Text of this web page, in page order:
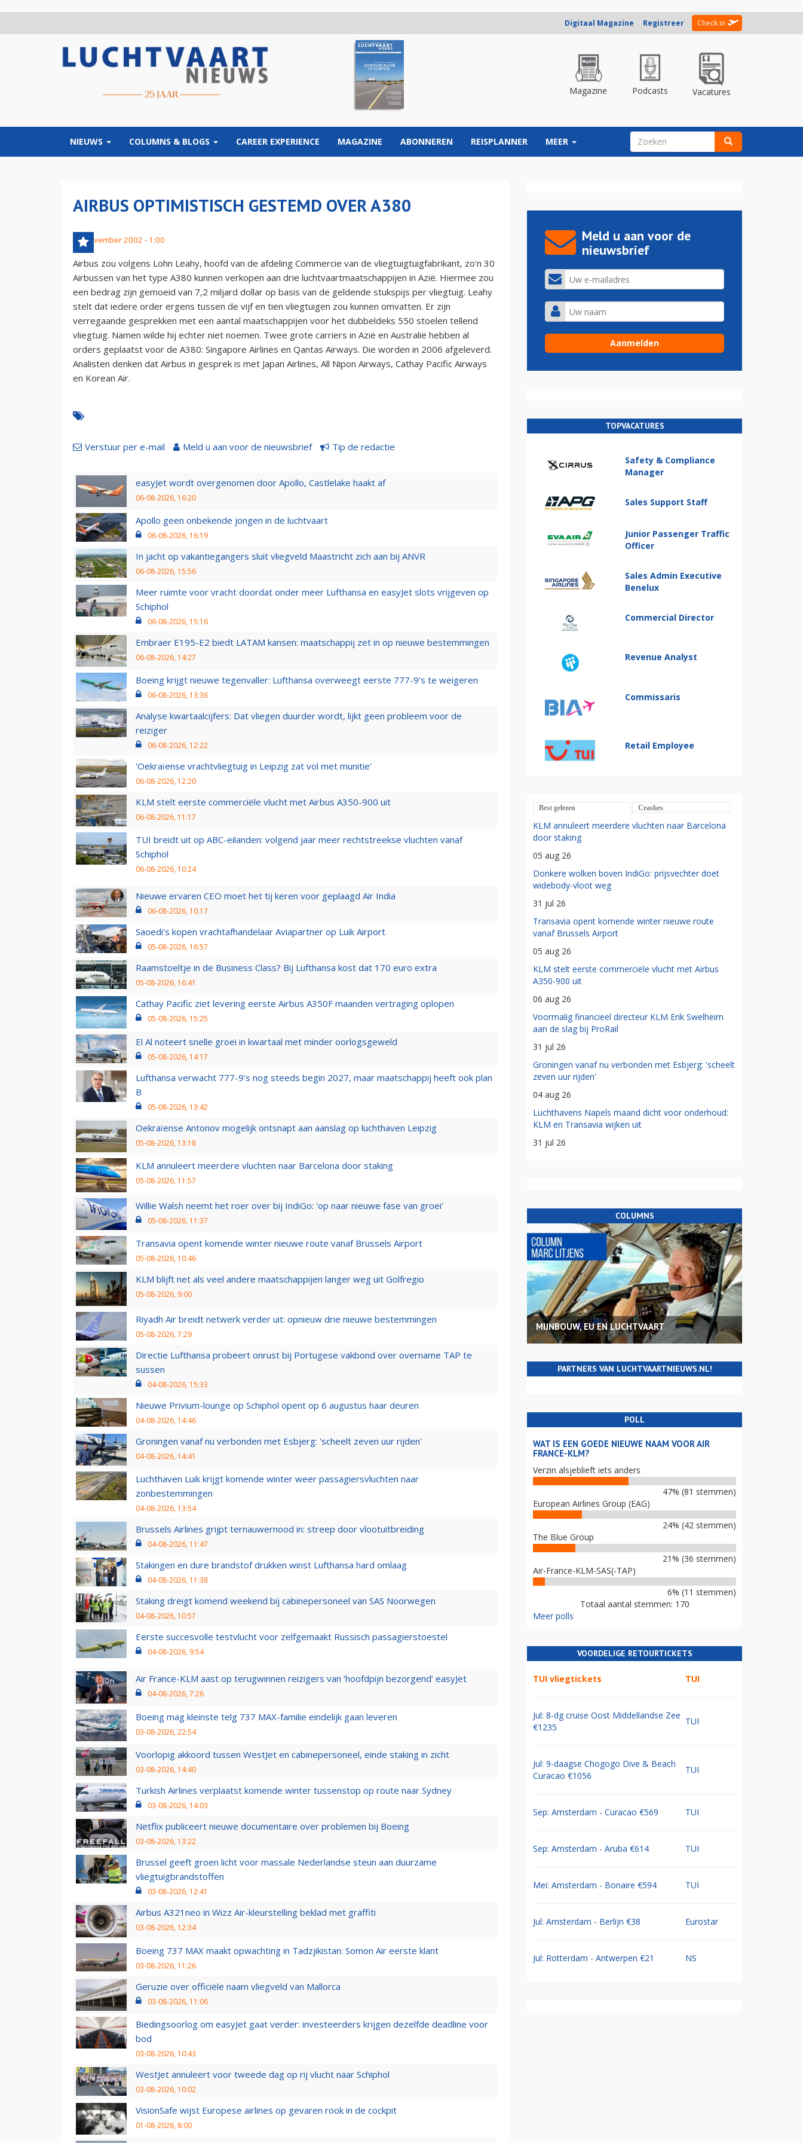
Digitaal Magazine Registreer Check in
Magazine Podcasts Vacatures
NIEUWS COLUMNS & BLOGS CAREER EXPERIENCE MAGAZINE ABONNEREN REISPLANNER MEER ZOEKVELD
AIRBUS OPTIMISTISCH GESTEMD OVER A380
22 november 2002 - 1:00
Airbus zou volgens Lohn Leahy, hoofd van de afdeling Commercie van de vliegtuigtuigfabrikant, zo'n 30
Airbussen van het type A380 kunnen verkopen aan drie luchtvaartmaatschappijen in Azië. Hiermee zou
een bedrag zijn gemoeid van 7,2 miljard dollar op basis van de geldende stukspijs per vliegtuig. Leahy
stelt dat iedere order ergens tussen de vijf en tien vliegtuigen zou kunnen omvatten. Er zijn
verregaande gesprekken met een aantal maatschappijen voor het dubbeldeks 550 stoelen tellend
vliegtuig. Namen wilde hij echter niet noemen. Twee grote carriers in Azië en Australië hebben al
orders geplaatst voor de A380: Singapore Airlines en Qantas Airways. Die worden in 2006 afgeleverd.
Analisten denken dat Airbus in gesprek is met Japan Airlines, All Nipon Airways, Cathay Pacific Airways
en Korean Air.
Verstuur per e-mail Meld u aan voor de nieuwsbrief Tip de redactie
easyJet wordt overgenomen door Apollo, Castlelake haakt af
06-08-2026, 16:20
Apollo geen onbekende jongen in de luchtvaart
06-08-2026, 16:19
In jacht op vakantiegangers sluit vliegveld Maastricht zich aan bij ANVR
06-08-2026, 15:56
Meer ruimte voor vracht doordat onder meer Lufthansa en easyJet slots vrijgeven op
Schiphol
06-08-2026, 15:16
Embraer E195-E2 biedt LATAM kansen: maatschappij zet in op nieuwe bestemmingen
06-08-2026, 14:27
Boeing krijgt nieuwe tegenvaller: Lufthansa overweegt eerste 777-9’s te weigeren
06-08-2026, 13:36
Analyse kwartaalcijfers: Dat vliegen duurder wordt, lijkt geen probleem voor de
reiziger
06-08-2026, 12:22
'Oekraïense vrachtvliegtuig in Leipzig zat vol met munitie'
06-08-2026, 12:20
KLM stelt eerste commerciële vlucht met Airbus A350-900 uit
06-08-2026, 11:17
TUI breidt uit op ABC-eilanden: volgend jaar meer rechtstreekse vluchten vanaf
Schiphol
06-08-2026, 10:24
Nieuwe ervaren CEO moet het tij keren voor geplaagd Air India
06-08-2026, 10:17
Saoedi’s kopen vrachtafhandelaar Aviapartner op Luik Airport
05-08-2026, 16:57
Raamstoeltje in de Business Class? Bij Lufthansa kost dat 170 euro extra
05-08-2026, 16:41
Cathay Pacific ziet levering eerste Airbus A350F maanden vertraging oplopen
05-08-2026, 15:25
El Al noteert snelle groei in kwartaal met minder oorlogsgeweld
05-08-2026, 14:17
Lufthansa verwacht 777-9’s nog steeds begin 2027, maar maatschappij heeft ook plan
B
05-08-2026, 13:42
Oekraïense Antonov mogelijk ontsnapt aan aanslag op luchthaven Leipzig
05-08-2026, 13:18
KLM annuleert meerdere vluchten naar Barcelona door staking
05-08-2026, 11:57
Willie Walsh neemt het roer over bij IndiGo: 'op naar nieuwe fase van groei'
05-08-2026, 11:37
Transavia opent komende winter nieuwe route vanaf Brussels Airport
05-08-2026, 10:46
KLM blijft net als veel andere maatschappijen langer weg uit Golfregio
05-08-2026, 9:00
Riyadh Air breidt netwerk verder uit: opnieuw drie nieuwe bestemmingen
05-08-2026, 7:29
Directie Lufthansa probeert onrust bij Portugese vakbond over overname TAP te
sussen
04-08-2026, 15:33
Nieuwe Privium-lounge op Schiphol opent op 6 augustus haar deuren
04-08-2026, 14:46
Groningen vanaf nu verbonden met Esbjerg: 'scheelt zeven uur rijden'
04-08-2026, 14:41
Luchthaven Luik krijgt komende winter weer passagiersvluchten naar
zonbestemmingen
04-08-2026, 13:54
Brussels Airlines grijpt ternauwernood in: streep door vlootuitbreiding
04-08-2026, 11:47
Stakingen en dure brandstof drukken winst Lufthansa hard omlaag
04-08-2026, 11:38
Staking dreigt komend weekend bij cabinepersoneel van SAS Noorwegen
04-08-2026, 10:57
Eerste succesvolle testvlucht voor zelfgemaakt Russisch passagierstoestel
04-08-2026, 9:54
Air France-KLM aast op terugwinnen reizigers van ‘hoofdpijn bezorgend’ easyJet
04-08-2026, 7:26
Boeing mag kleinste telg 737 MAX-familie eindelijk gaan leveren
03-08-2026, 22:54
Voorlopig akkoord tussen WestJet en cabinepersoneel, einde staking in zicht
03-08-2026, 14:40
Turkish Airlines verplaatst komende winter tussenstop op route naar Sydney
03-08-2026, 14:03
Netflix publiceert nieuwe documentaire over problemen bij Boeing
03-08-2026, 13:22
Brussel geeft groen licht voor massale Nederlandse steun aan duurzame
vliegtuigbrandstoffen
03-08-2026, 12:41
Airbus A321neo in Wizz Air-kleurstelling beklad met graffiti
03-08-2026, 12:34
Boeing 737 MAX maakt opwachting in Tadzjikistan: Somon Air eerste klant
03-08-2026, 11:26
Geruzie over officiële naam vliegveld van Mallorca
03-08-2026, 11:06
Biedingsoorlog om easyJet gaat verder: investeerders krijgen dezelfde deadline voor
bod
03-08-2026, 10:43
WestJet annuleert voor tweede dag op rij vlucht naar Schiphol
03-08-2026, 10:02
VisionSafe wijst Europese airlines op gevaren rook in de cockpit
01-08-2026, 8:00
Meld u aan voor de
nieuwsbrief
TOPVACATURES
Safety & Compliance
Manager
Sales Support Staff
Junior Passenger Traffic
Officer
Sales Admin Executive
Benelux
Commercial Director
Revenue Analyst
Commissaris
Retail Employee
Best gelezen Crashes
KLM annuleert meerdere vluchten naar Barcelona
door staking
05 aug 26
Donkere wolken boven IndiGo: prijsvechter doet
widebody-vloot weg
31 jul 26
Transavia opent komende winter nieuwe route
vanaf Brussels Airport
05 aug 26
KLM stelt eerste commerciële vlucht met Airbus
A350-900 uit
06 aug 26
Voormalig financieel directeur KLM Erik Swelheim
aan de slag bij ProRail
31 jul 26
Groningen vanaf nu verbonden met Esbjerg: 'scheelt
zeven uur rijden'
04 aug 26
Luchthavens Napels maand dicht voor onderhoud:
KLM en Transavia wijken uit
31 jul 26
COLUMNS
MIJNBOUW, EU EN LUCHTVAART
PARTNERS VAN LUCHTVAARTNIEUWS.NL!
POLL
WAT IS EEN GOEDE NIEUWE NAAM VOOR AIR
FRANCE-KLM?
Verzin alsjeblieft iets anders
47% (81 stemmen)
European Airlines Group (EAG)
24% (42 stemmen)
The Blue Group
21% (36 stemmen)
Air-France-KLM-SAS(-TAP)
6% (11 stemmen)
Totaal aantal stemmen: 170
Meer polls
VOORDELIGE RETOURTICKETS
TUI vliegtickets TUI
Jul: 8-dg cruise Oost Middellandse Zee
€1235
TUI
Jul: 9-daagse Chogogo Dive & Beach
Curacao €1056
TUI
Sep: Amsterdam - Curacao €569 TUI
Sep: Amsterdam - Aruba €614 TUI
Mei: Amsterdam - Bonaire €594 TUI
Jul: Amsterdam - Berlijn €38 Eurostar
Jul: Rotterdam - Antwerpen €21 NS